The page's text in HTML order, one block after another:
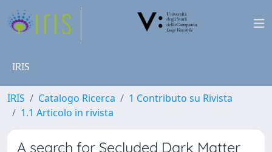
IRIS
IRIS Catalogo Ricerca
1 Contributo su Rivista
1.1 Articolo in rivista
A search for Secluded Dark Matter